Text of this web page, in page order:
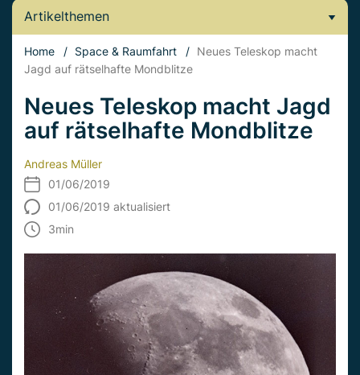
Artikelthemen
Home / Space & Raumfahrt / Neues Teleskop macht
Jagd auf rätselhafte Mondblitze
Neues Teleskop macht Jagd
auf rätselhafte Mondblitze
Andreas Müller
01/06/2019
01/06/2019 aktualisiert
3min